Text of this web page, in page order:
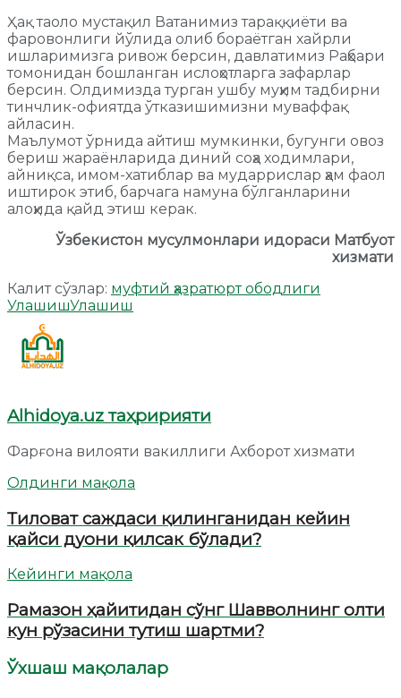
Ҳақ таоло мустақил Ватанимиз тараққиёти ва
фаровонлиги йўлида олиб бораётган хайрли
ишларимизга ривож берсин, давлатимиз Раҳбари
томонидан бошланган ислоҳотларга зафарлар
берсин. Олдимизда турган ушбу муҳим тадбирни
тинчлик-офиятда ўтказишимизни муваффақ
айласин.
Маълумот ўрнида айтиш мумкинки, бугунги овоз
бериш жараёнларида диний соҳа ходимлари,
айниқса, имом-хатиблар ва мударрислар ҳам фаол
иштирок этиб, барчага намуна бўлганларини
алоҳида қайд этиш керак.
Ўзбекистон мусулмонлари идораси Матбуот
хизмати
Калит сўзлар: муфтий ҳазратюрт ободлиги
УлашишУлашиш
Alhidoya.uz таҳририяти
Фарғона вилояти вакиллиги Ахборот хизмати
Олдинги мақола
Тиловат саждаси қилинганидан кейин
қайси дуони қилсак бўлади?
Кейинги мақола
Рамазон ҳайитидан сўнг Шавволнинг олти
кун рўзасини тутиш шартми?
Ўхшаш мақолалар